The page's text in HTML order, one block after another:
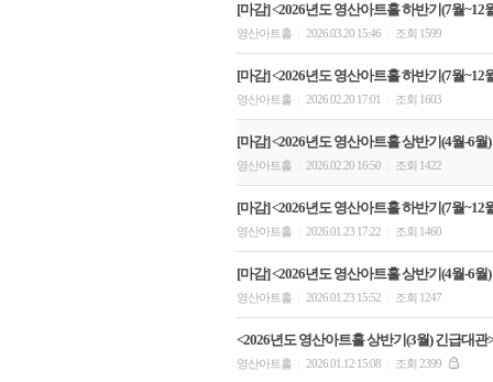
[마감] <2026년도 영산아트홀 하반기(7월~12
영산아트홀 2026.03.20 15:46 조회 1599
[마감] <2026년도 영산아트홀 하반기(7월~12
영산아트홀 2026.02.20 17:01 조회 1603
[마감] <2026년도 영산아트홀 상반기(4월-6월
영산아트홀 2026.02.20 16:50 조회 1422
[마감] <2026년도 영산아트홀 하반기(7월~12
영산아트홀 2026.01.23 17:22 조회 1460
[마감] <2026년도 영산아트홀 상반기(4월-6월
영산아트홀 2026.01.23 15:52 조회 1247
<2026년도 영산아트홀 상반기(3월) 긴급대관>
영산아트홀 2026.01.12 15:08 조회 2399